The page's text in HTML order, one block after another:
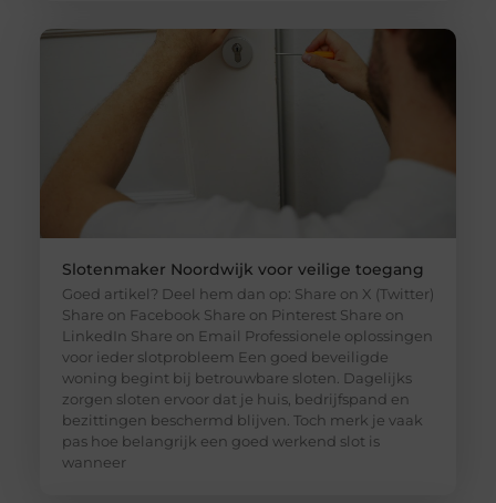
Slotenmaker Noordwijk voor veilige toegang
Goed artikel? Deel hem dan op: Share on X (Twitter)
Share on Facebook Share on Pinterest Share on
LinkedIn Share on Email Professionele oplossingen
voor ieder slotprobleem Een goed beveiligde
woning begint bij betrouwbare sloten. Dagelijks
zorgen sloten ervoor dat je huis, bedrijfspand en
bezittingen beschermd blijven. Toch merk je vaak
pas hoe belangrijk een goed werkend slot is
wanneer